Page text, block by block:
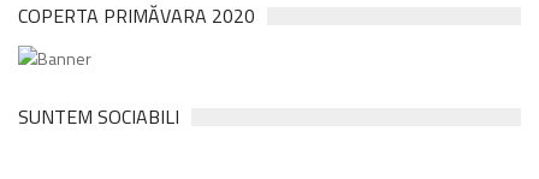
COPERTA PRIMĂVARA 2020
SUNTEM SOCIABILI